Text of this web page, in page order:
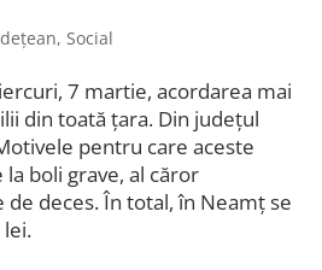
, Social
7 martie, acordarea mai
din toată țara. Din județul
pentru care aceste
boli grave, al căror
deces. În total, în Neamț se